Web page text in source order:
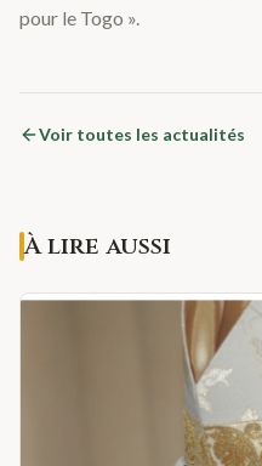
pour le Togo ».
Voir toutes les actualités
À lire aussi